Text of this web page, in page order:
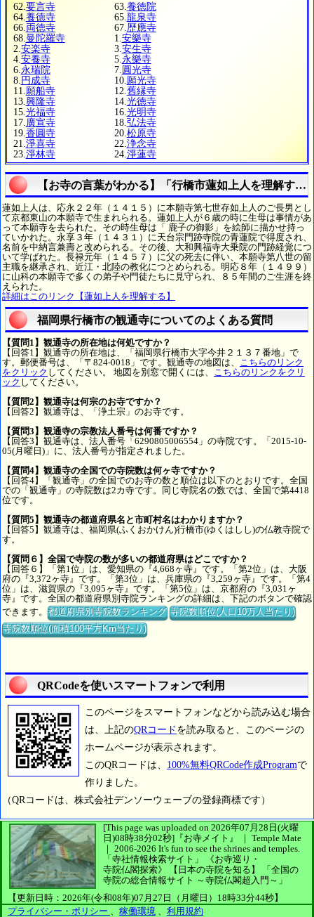
62. 要言寺 63. 養徳院
64. 養徳寺 65. 龍泉寺
66. 両徳寺 67. 歴應寺
68. 曼陀羅寺 1. 安樂寺
2. 安楽寺 3. 安生寺
4. 安養寺 5. 永樂寺
6. 永瑞院 7. 圓光寺
8. 円成寺 10. 願光寺
11. 願船寺 12. 舊縁寺
13. 興隆寺 14. 光徳寺
15. 光福寺 16. 光明寺
17. 廣宣寺 18. 弘法寺
19. 香圓寺 20. 松原寺
21. 淨喜寺 22. 浄念寺
23. 淨林寺 24. 淨蓮寺
【お寺の言葉がわかる】「行橋市蓮如上人を理解する
蓮如上人は、応永２２年（１４１５）に本願寺第七世存如上人のご長男とし
て京都東山の本願寺で生まれられる。蓮如上人が６歳の時に生母は事情があ
って本願寺を去られた。その時生母は「 鹿子の御影」を絵師に描かせ持っ
ていかれた。永享３年（１４３１）に天台宗門跡寺院の青蓮院で得度され、
名前を中納言兼壽と改められる。その後、大和興福寺大乗院の門跡経覚につ
いて学ばれた。長禄元年（１４５７）に父の死去に伴い、本願寺第八世の留
主職を継承され、近江・北陸の教化につとめられる。明応８年（１４９９）
に山科の本願寺で多くの弟子や門徒たちに見守られ、８５年間のご生涯を終
えられた。
詳細はこのリンク【蓮如上人を理解する】
福岡県行橋市の観通寺についてのよくある質問
【質問1】観通寺の所在地は何処ですか？
【回答1】観通寺の所在地は、「福岡県行橋市大字今井２１３７番地」で
す。郵便番号は、「〒824-0018」です。観通寺の地図は、 こちらのリンク
をクリック してください。 地図を別窓で開くには、 こちらのリンクをクリ
ック してください。
【質問2】観通寺は何宗のお寺ですか？
【回答2】観通寺は、「浄土宗」のお寺です。
【質問3】観通寺の宗教法人番号は何番ですか？
【回答3】観通寺は、法人番号「6290805006554」の寺院です。「2015-10-
05(月曜日)」に、法人番号が指定されました。
【質問4】観通寺の全国での寺院数は何ヶ寺ですか？
【回答4】「観通寺」の全国でのお寺の数と順位は以下のとおりです。全国
での「観通寺」の寺院数は2カ寺です。同じ寺院名の数では、全国で第4418
位です。
【質問5】観通寺の都道府県名と市町村名はわかりますか？
【回答5】観通寺は、福岡県(ふくおかけん)行橋市(ゆくはしし)の仏教寺院で
す。
【質問６】全国で寺院の数が多いの都道府県はどこですか？
【回答６】「第1位」は、愛知県の『4,668ヶ寺』です。「第2位」は、大阪
府の『3,372ヶ寺』です。「第3位」は、兵庫県の『3,259ヶ寺』です。「第4
位」は、滋賀県の『3,095ヶ寺』です。「第5位」は、京都府の『3,031ヶ
寺』です。全国の都道府県別寺院ランキングの詳細は、下記のボタンで確認
できます。都道府県別寺院数ランキング 寺院数順位(人口10万人当たり)
寺院数順位(面積100平方Km当たり)
QRCodeを使いスマートフォンで利用
このページをスマートフォンなどから読み込む場合
は、上記のQRコード を読み取ると、このページの
ホームページが表示されます。
このQRコードは、 100%無料QRCode作成Programで
作りました。
（QRコードは、株式会社デンソーウェーブの登録商標です）
[This page was uploaded on 2026年07月28日(火曜
日)08時38分02秒] 『お寺メイト』 ｜ Temple Mate
｜ 2006-2026 It's fun to see the shrines and temples.
「寺社情報検索サイト」
《お寺巡り・
寺院仏閣探索》
【日本の寺院を知る】
「全国の
寺院の総合情報サイト ～寺院仏閣超入門～」
【更新日時：2026年(令和08年)07月27日（月曜日）18時33分44秒】
プライバシー・ポリシー 、 稼働環境 、 利用規約